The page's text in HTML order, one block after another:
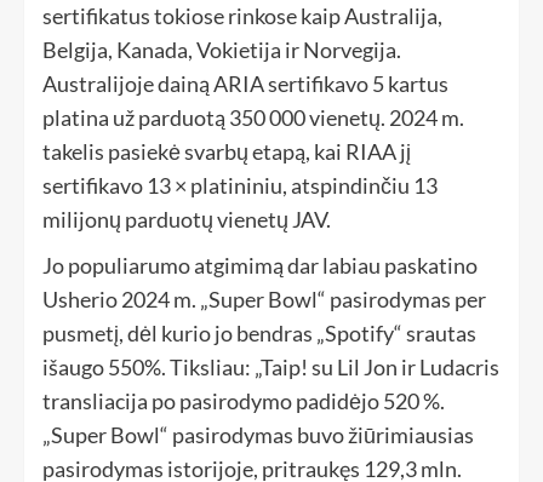
sertifikatus tokiose rinkose kaip Australija,
Belgija, Kanada, Vokietija ir Norvegija.
Australijoje dainą ARIA sertifikavo 5 kartus
platina už parduotą 350 000 vienetų. 2024 m.
takelis pasiekė svarbų etapą, kai RIAA jį
sertifikavo 13 × platininiu, atspindinčiu 13
milijonų parduotų vienetų JAV.
Jo populiarumo atgimimą dar labiau paskatino
Usherio 2024 m. „Super Bowl“ pasirodymas per
pusmetį, dėl kurio jo bendras „Spotify“ srautas
išaugo 550%. Tiksliau: „Taip! su Lil Jon ir Ludacris
transliacija po pasirodymo padidėjo 520 %.
„Super Bowl“ pasirodymas buvo žiūrimiausias
pasirodymas istorijoje, pritraukęs 129,3 mln.